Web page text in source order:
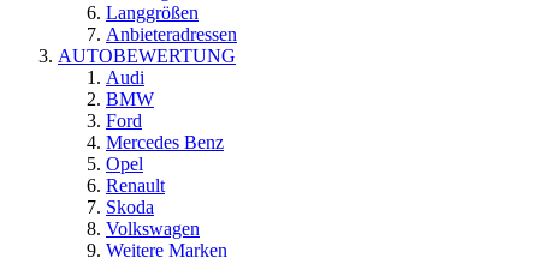
Langgrößen
Anbieteradressen
AUTOBEWERTUNG
Audi
BMW
Ford
Mercedes Benz
Opel
Renault
Skoda
Volkswagen
Weitere Marken